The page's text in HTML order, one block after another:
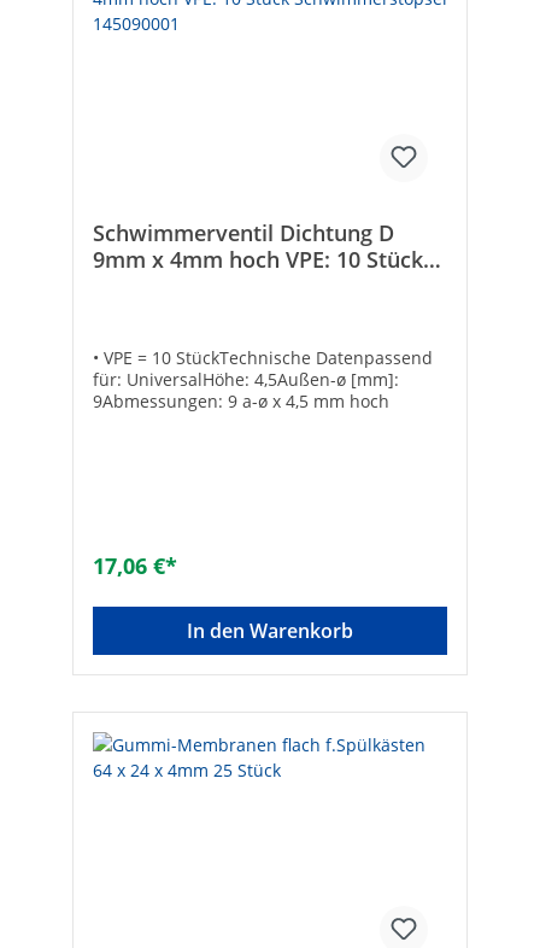
Schwimmerventil Dichtung D
9mm x 4mm hoch VPE: 10 Stück
• VPE = 10 StückTechnische Datenpassend
für: UniversalHöhe: 4,5Außen-ø [mm]:
9Abmessungen: 9 a-ø x 4,5 mm hoch
17,06 €*
In den Warenkorb